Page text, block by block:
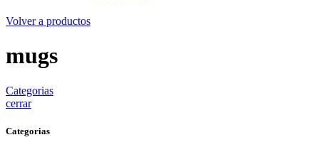
Volver a productos
mugs
Categorias
cerrar
Categorias